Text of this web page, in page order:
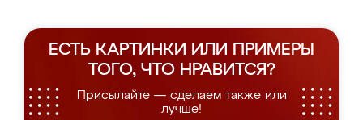
ЕСТЬ КАРТИНКИ ИЛИ ПРИМЕРЫ
ТОГО, ЧТО НРАВИТСЯ?
Присылайте — сделаем также или
лучше!